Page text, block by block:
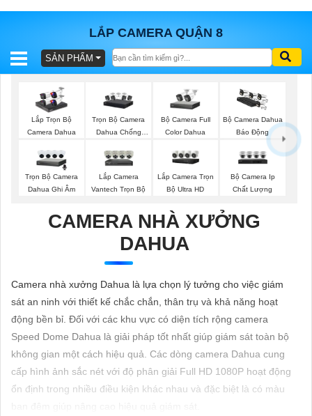
LẮP CAMERA QUẬN 8
BÁO
TRỌN
GÓI
SẢN
LẮP
ĐẶT
PHỤ
KIỆN
SẢN PHẨM
Lắp Trọn Bộ
Camera Dahua
Trọn Bộ Camera
Dahua Chống
Bộ Camera Full
Color Dahua
Bộ Camera Dahua
Báo Động
Trọn Bộ Camera
Dahua Ghi Âm
Lắp Camera
Vantech Trọn Bộ
Lắp Camera Trọn
Bộ Ultra HD
Bộ Camera Ip
Chất Lượng
CAMERA NHÀ XƯỞNG
DAHUA
Camera nhà xưởng Dahua là lựa chọn lý tưởng cho việc giám
sát an ninh với thiết kế chắc chắn, thân trụ và khả năng hoạt
động bền bỉ. Đối với các khu vực có diện tích rộng camera
Speed Dome Dahua là giải pháp tốt nhất giúp giám sát toàn bộ
không gian một cách hiệu quả. Các dòng camera Dahua cung
cấp hình ảnh sắc nét với độ phân giải Full HD 1080P hoạt động
ổn định trong nhiều điều kiện khác nhau và đặc biệt là có màu